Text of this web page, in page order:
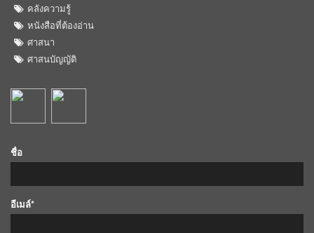
คลังความรู้
หนังสือที่ต้องอ่าน
ศาสนา
ศาสนบัญญัติ
ชื่อ
อีเมล์*